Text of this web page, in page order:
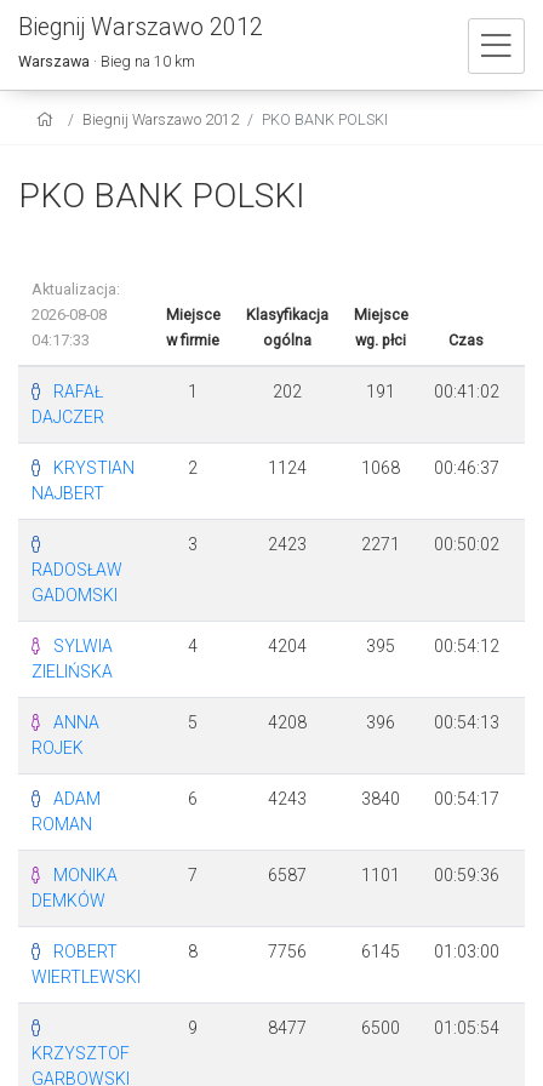
Biegnij Warszawo 2012
Warszawa · Bieg na 10 km
Biegnij Warszawo 2012 PKO BANK POLSKI
PKO BANK POLSKI
Aktualizacja:
2026-08-08
04:17:33
Miejsce
w firmie
Klasyfikacja
ogólna
Miejsce
wg. płci
Czas
RAFAŁ
DAJCZER
1 202 191 00:41:02
KRYSTIAN
NAJBERT
2 1124 1068 00:46:37
RADOSŁAW
GADOMSKI
3 2423 2271 00:50:02
SYLWIA
ZIELIŃSKA
4 4204 395 00:54:12
ANNA
ROJEK
5 4208 396 00:54:13
ADAM
ROMAN
6 4243 3840 00:54:17
MONIKA
DEMKÓW
7 6587 1101 00:59:36
ROBERT
WIERTLEWSKI
8 7756 6145 01:03:00
KRZYSZTOF
GARBOWSKI
9 8477 6500 01:05:54